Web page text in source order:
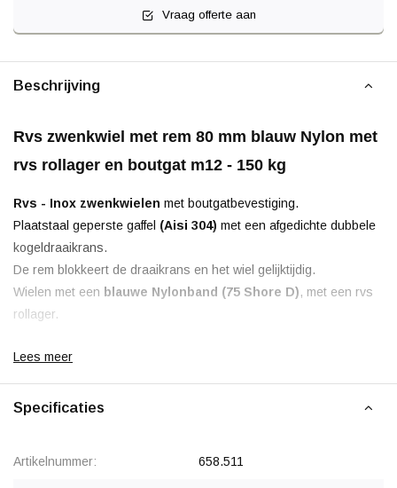
Vraag offerte aan
Beschrijving
Rvs zwenkwiel met rem 80 mm blauw Nylon met
rvs rollager en boutgat m12 - 150 kg
Rvs - Inox zwenkwielen met boutgatbevestiging.
Plaatstaal geperste gaffel (Aisi 304) met een afgedichte dubbele
kogeldraaikrans.
De rem blokkeert de draaikrans en het wiel gelijktijdig.
Wielen met een blauwe Nylonband (75 Shore D), met een rvs
rollager.
Korting vanaf 24 stuks
Lees meer
Specificaties
Artikelnummer: 658.511